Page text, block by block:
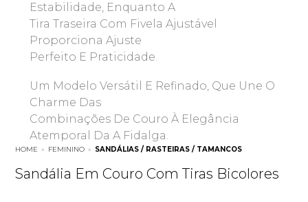
Estabilidade, Enquanto A
Tira Traseira Com Fivela Ajustável
Proporciona Ajuste
Perfeito E Praticidade.
Um Modelo Versátil E Refinado, Que Une O
Charme Das
Combinações De Couro À Elegância
Atemporal Da A Fidalga.
HOME » FEMININO » SANDÁLIAS / RASTEIRAS / TAMANCOS
Sandália Em Couro Com Tiras Bicolores